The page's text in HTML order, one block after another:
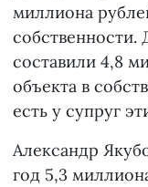
миллиона
составили 4,8
объекта в
есть у супруг
Александр
год 5,3